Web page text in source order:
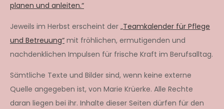
planen und anleiten.“
Jeweils im Herbst erscheint der „Teamkalender für Pflege
und Betreuung“ mit fröhlichen, ermutigenden und
nachdenklichen Impulsen für frische Kraft im Berufsalltag.
Sämtliche Texte und Bilder sind, wenn keine externe
Quelle angegeben ist, von Marie Krüerke. Alle Rechte
daran liegen bei ihr. Inhalte dieser Seiten dürfen für den